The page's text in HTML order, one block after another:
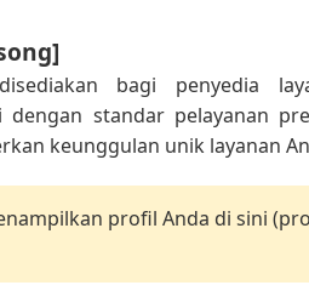
bagi penyedia
dengan standar pelayanan
keunggulan unik layanan
profil Anda di sini